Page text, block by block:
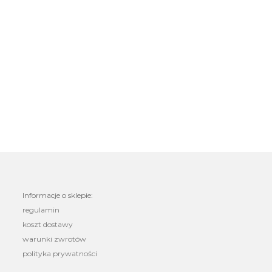
Informacje o sklepie:
regulamin
koszt dostawy
warunki zwrotów
polityka prywatności